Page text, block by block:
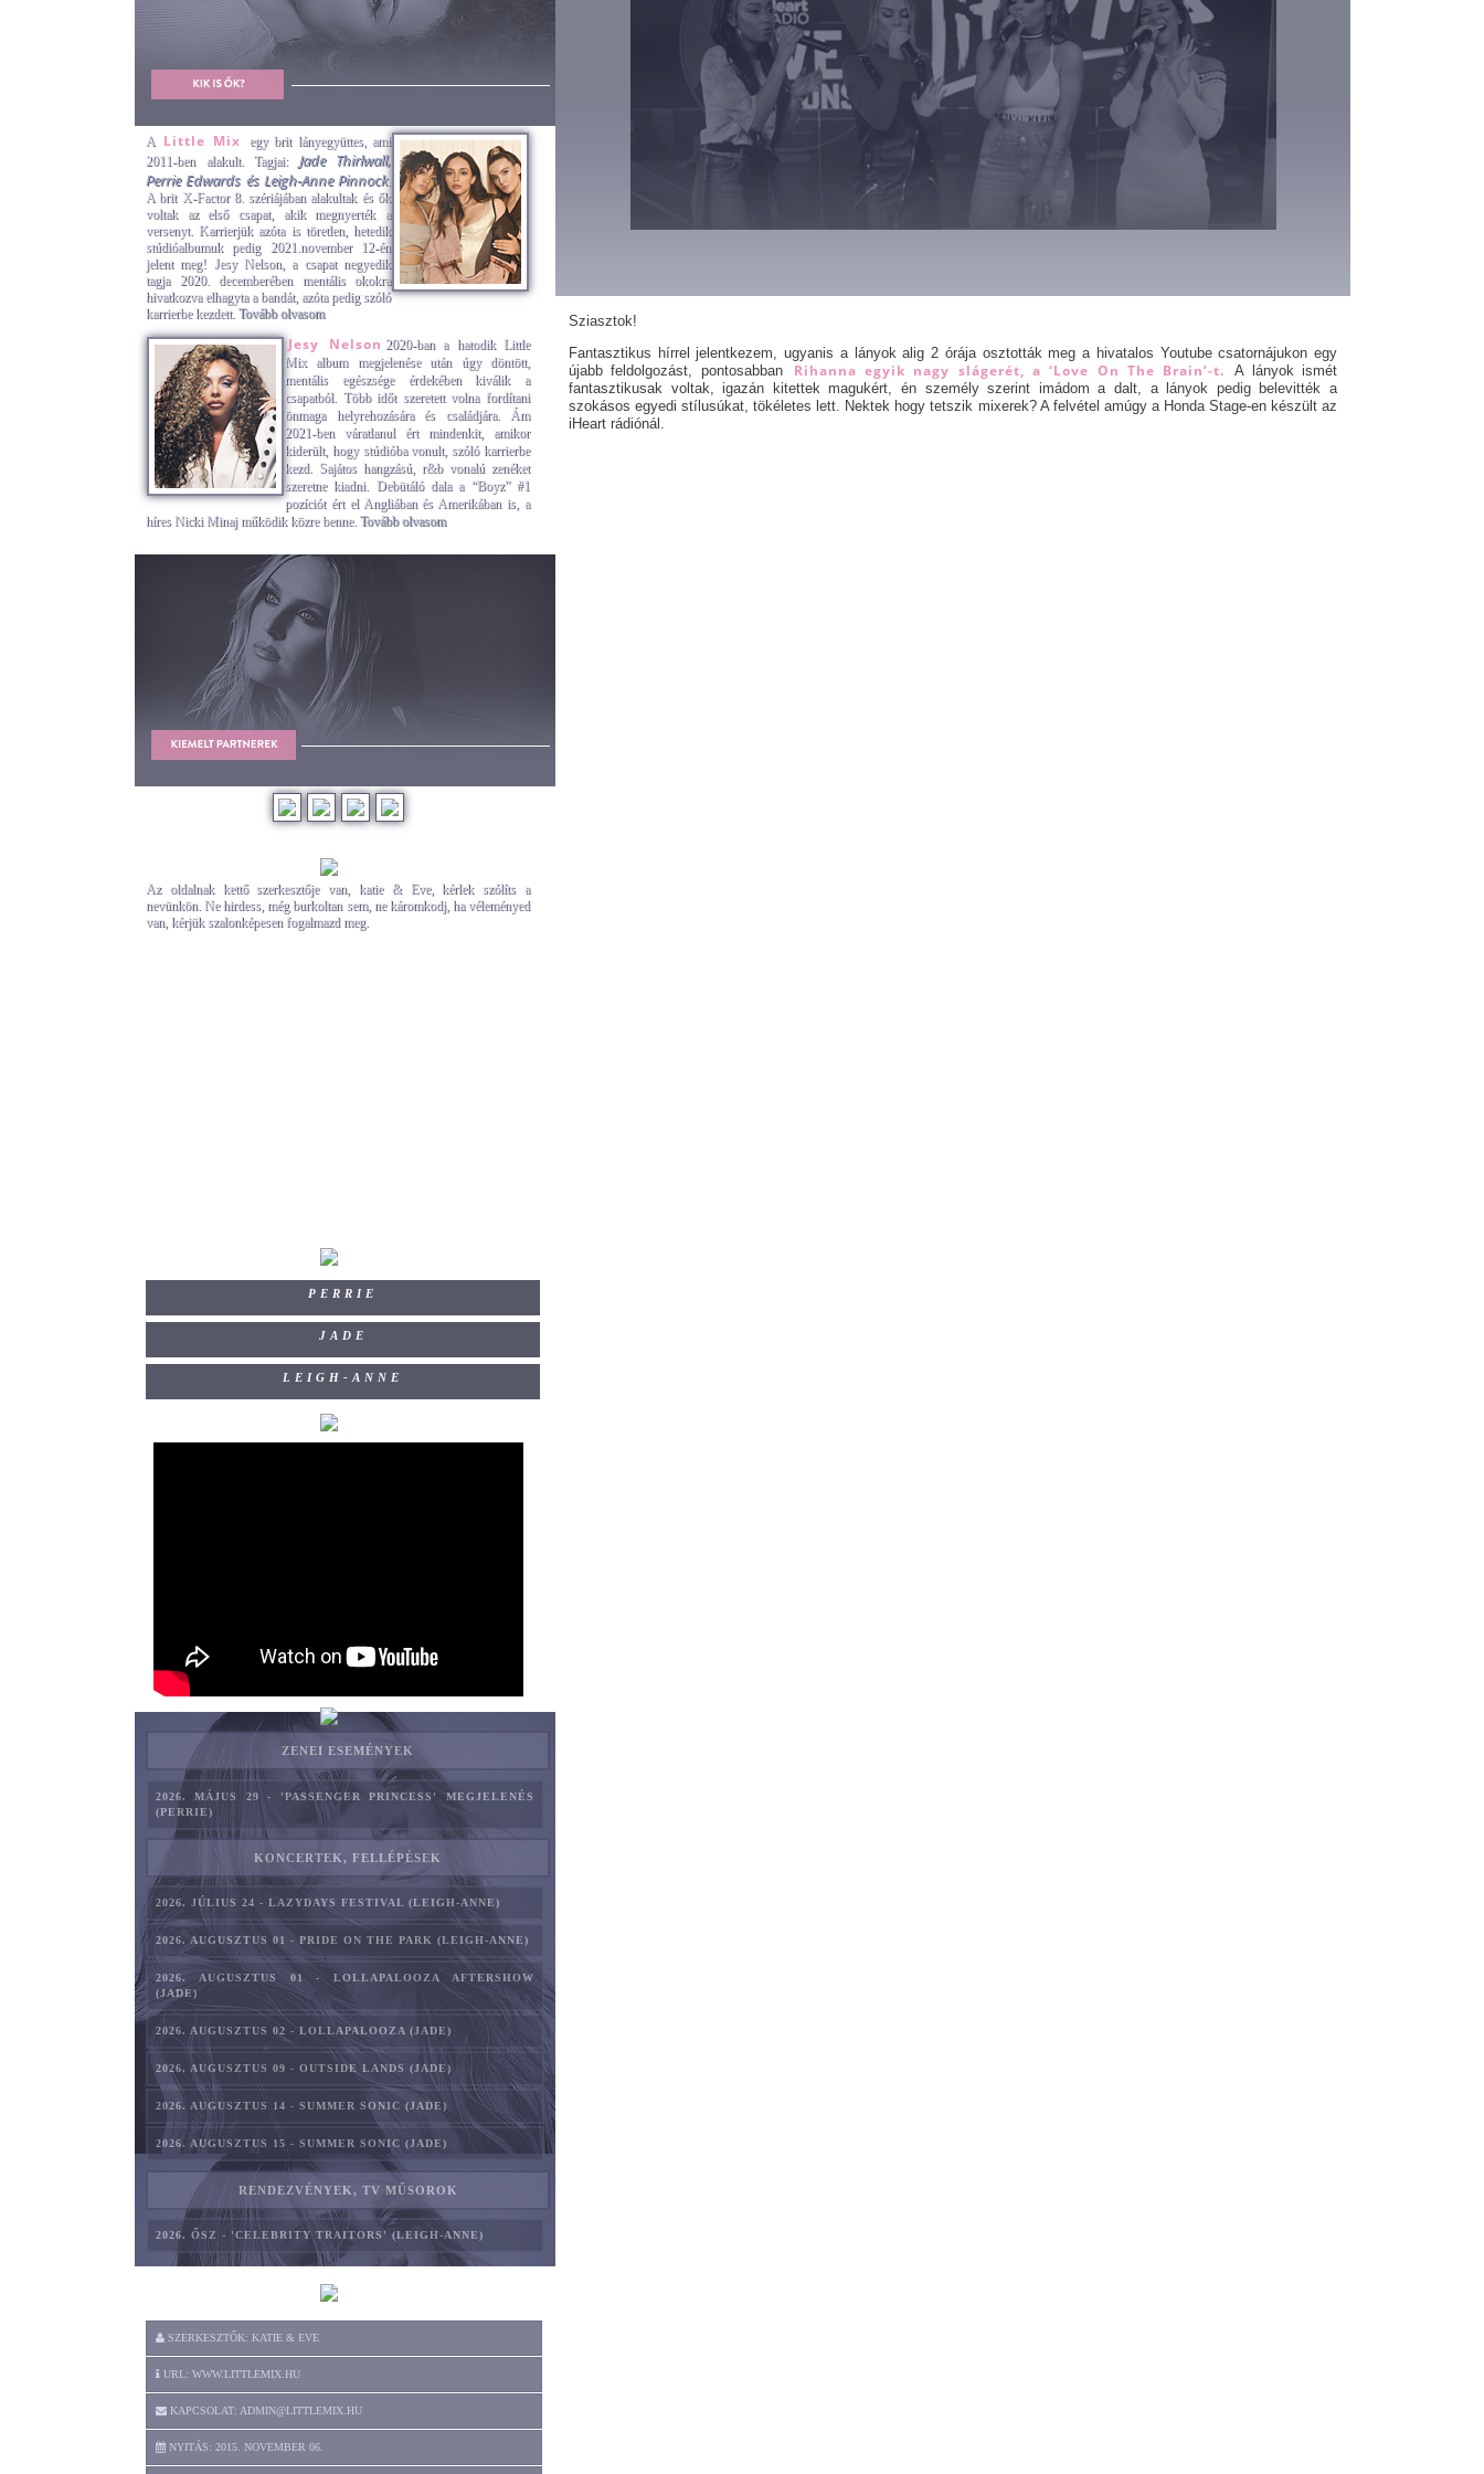
A Little Mix
egy brit lányegyüttes, ami
2011-ben alakult. Tagjai: Jade Thirlwall,
Perrie Edwards és Leigh-Anne Pinnock.
A brit X-Factor 8. szériájában alakultak és ők
voltak az első csapat, akik megnyerték a
versenyt. Karrierjük azóta is töretlen, hetedik
stúdióalbumuk pedig 2021.november 12-én
jelent meg! Jesy Nelson, a csapat negyedik
tagja 2020. decemberében mentális okokra
hivatkozva elhagyta a bandát, azóta pedig szóló
karrierbe kezdett. Tovább olvasom
Jesy Nelson 2020-ban a hatodik Little
Mix album megjelenése után úgy döntött,
mentális egészsége érdekében kiválik a
csapatból. Több időt szeretett volna fordítani
önmaga helyrehozására és családjára. Ám
2021-ben váratlanul ért mindenkit, amikor
kiderült, hogy stúdióba vonult, szóló karrierbe
kezd. Sajátos hangzású, r&b vonalú zenéket
szeretne kiadni. Debütáló dala a “Boyz” #1
pozíciót ért el Angliában és Amerikában is, a
híres Nicki Minaj működik közre benne. Tovább olvasom
Az oldalnak kettő szerkesztője van, katie & Eve, kérlek szólíts a
nevünkön. Ne hirdess, még burkoltan sem, ne káromkodj, ha véleményed
van, kérjük szalonképesen fogalmazd meg.
PERRIE
JADE
LEIGH-ANNE
ZENEI ESEMÉNYEK
2026. MÁJUS 29 - 'PASSENGER PRINCESS' MEGJELENÉS
(PERRIE)
KONCERTEK, FELLÉPÉSEK
2026. JÚLIUS 24 - LAZYDAYS FESTIVAL (LEIGH-ANNE)
2026. AUGUSZTUS 01 - PRIDE ON THE PARK (LEIGH-ANNE)
2026. AUGUSZTUS 01 - LOLLAPALOOZA AFTERSHOW
(JADE)
2026. AUGUSZTUS 02 - LOLLAPALOOZA (JADE)
2026. AUGUSZTUS 09 - OUTSIDE LANDS (JADE)
2026. AUGUSZTUS 14 - SUMMER SONIC (JADE)
2026. AUGUSZTUS 15 - SUMMER SONIC (JADE)
RENDEZVÉNYEK, TV MŰSOROK
2026. ŐSZ - 'CELEBRITY TRAITORS' (LEIGH-ANNE)
SZERKESZTŐK: KATIE & EVE
URL: WWW.LITTLEMIX.HU
KAPCSOLAT: ADMIN@LITTLEMIX.HU
NYITÁS: 2015. NOVEMBER 06.
Sziasztok!
Fantasztikus hírrel jelentkezem, ugyanis a lányok alig 2 órája osztották meg a hivatalos Youtube csatornájukon egy
újabb feldolgozást, pontosabban
Rihanna egyik nagy slágerét, a ‘Love On The Brain’-t.
A lányok ismét
fantasztikusak voltak, igazán kitettek magukért, én személy szerint imádom a dalt, a lányok pedig belevitték a
szokásos egyedi stílusúkat, tökéletes lett. Nektek hogy tetszik mixerek? A felvétel amúgy a Honda Stage-en készült az
iHeart rádiónál.